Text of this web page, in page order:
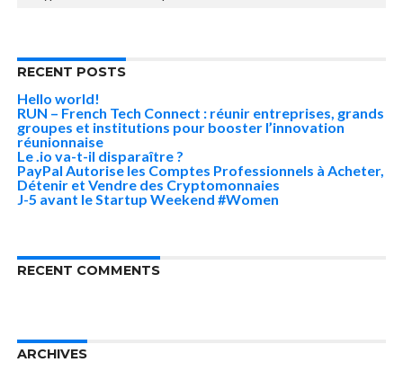
RECENT POSTS
Hello world!
RUN – French Tech Connect : réunir entreprises, grands
groupes et institutions pour booster l’innovation
réunionnaise
Le .io va-t-il disparaître ?
PayPal Autorise les Comptes Professionnels à Acheter,
Détenir et Vendre des Cryptomonnaies
J-5 avant le Startup Weekend #Women
RECENT COMMENTS
ARCHIVES